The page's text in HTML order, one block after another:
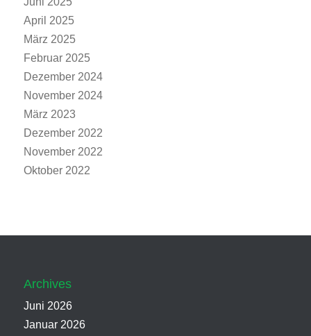
April 2025
März 2025
Februar 2025
Dezember 2024
November 2024
März 2023
Dezember 2022
November 2022
Oktober 2022
Archives
Juni 2026
Januar 2026